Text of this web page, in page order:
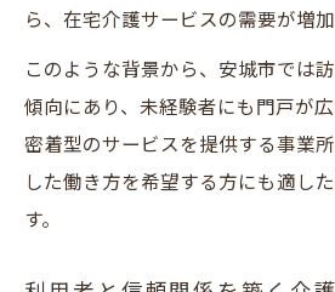
ら、在宅介護サービスの需要が増加
このような背景から、安城市では
傾向にあり、未経験者にも門戸が
密着型のサービスを提供する事業
した働き方を希望する方にも適し
す。